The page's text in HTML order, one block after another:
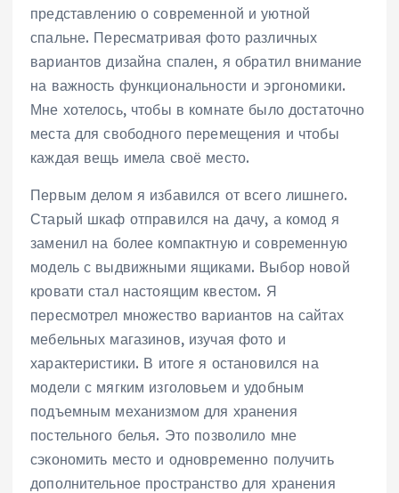
представлению о современной и уютной
спальне. Пересматривая фото различных
вариантов дизайна спален, я обратил внимание
на важность функциональности и эргономики.
Мне хотелось, чтобы в комнате было достаточно
места для свободного перемещения и чтобы
каждая вещь имела своё место.
Первым делом я избавился от всего лишнего.
Старый шкаф отправился на дачу, а комод я
заменил на более компактную и современную
модель с выдвижными ящиками. Выбор новой
кровати стал настоящим квестом. Я
пересмотрел множество вариантов на сайтах
мебельных магазинов, изучая фото и
характеристики. В итоге я остановился на
модели с мягким изголовьем и удобным
подъемным механизмом для хранения
постельного белья. Это позволило мне
сэкономить место и одновременно получить
дополнительное пространство для хранения